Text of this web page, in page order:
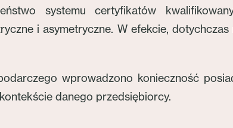
systemu certyfikatów
i asymetryczne. W efekcie,
wprowadzono konieczność
danego przedsiębiorcy.